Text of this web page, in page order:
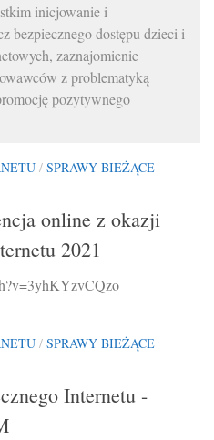
inicjowanie i
bezpiecznego dostępu dzieci i
zaznajomienie
z problematyką
pozytywnego
/ SPRAWY BIEŻĄCE
online z okazji
2021
/ SPRAWY BIEŻĄCE
Internetu -